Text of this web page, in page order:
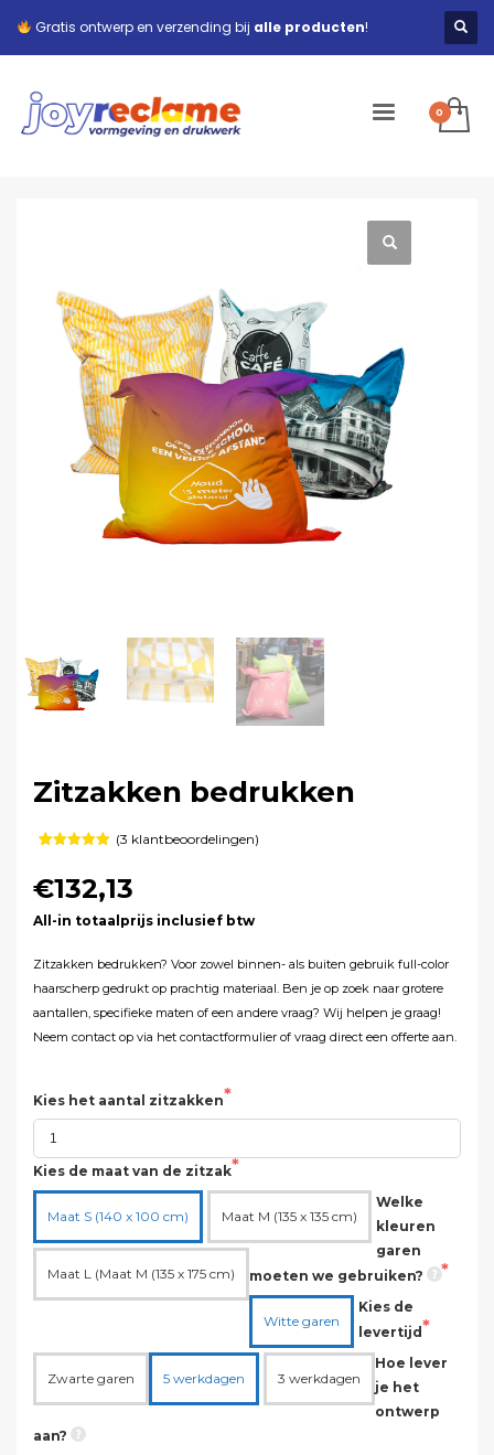
Gratis ontwerp en verzending bij alle producten!
Zitzakken bedrukken
gebaseerd
op klant
waarderingen
(3 klantbeoordelingen)
€132,13
All-in totaalprijs inclusief btw
Zitzakken bedrukken? Voor zowel binnen- als buiten gebruik full-color
haarscherp gedrukt op prachtig materiaal. Ben je op zoek naar grotere
aantallen, specifieke maten of een andere vraag? Wij helpen je graag!
Neem contact op via het contactformulier of vraag direct een offerte aan.
Kies het aantal zitzakken
Kies de maat van de zitzak
Maat S (140 x 100 cm) Maat M (135 x 135 cm)
Maat L (Maat M (135 x 175 cm)
Welke
kleuren
garen
moeten we gebruiken?
Witte garen
Zwarte garen
Kies de
levertijd
5 werkdagen 3 werkdagen
Hoe lever
je het
ontwerp
aan?